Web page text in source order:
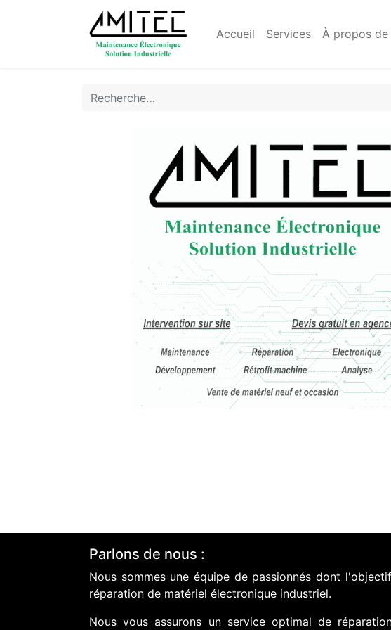
Accueil Services À propos de
Parlons de nous :
Nous sommes une équipe de passionnés dont
réparation de matériel électronique industriel.
Nous vous assurons un service optimal de